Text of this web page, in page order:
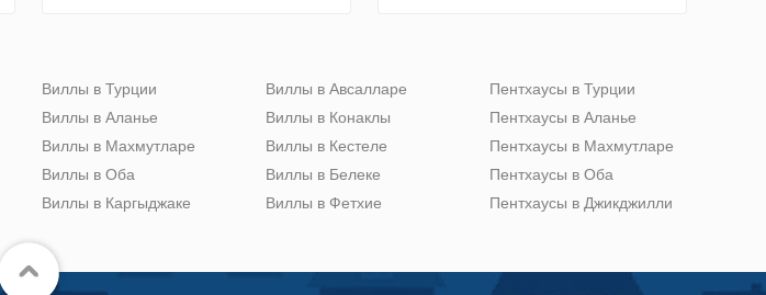
Виллы в Турции
Виллы в Аланье
Виллы в Махмутларе
Виллы в Оба
Виллы в Каргыджаке
Виллы в Авсалларе
Виллы в Конаклы
Виллы в Кестеле
Виллы в Белеке
Виллы в Фетхие
Пентхаусы в Турции
Пентхаусы в Аланье
Пентхаусы в Махмутларе
Пентхаусы в Оба
Пентхаусы в Джикджилли